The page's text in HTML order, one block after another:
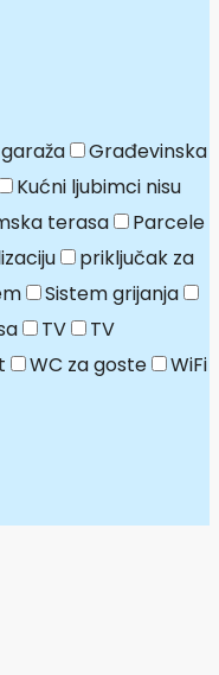
garaža
Građevinska
Kućni ljubimci nisu
terasa
Parcele
priključak za
Sistem grijanja
TV
TV
WC za goste
WiFi